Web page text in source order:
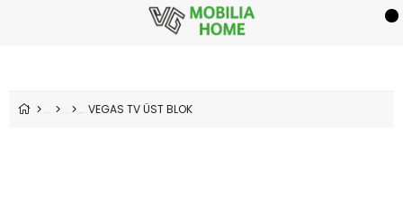
VEGAS TV ÜST BLOK